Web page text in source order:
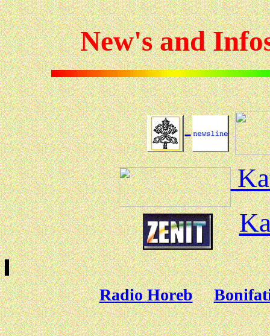
New's and
Radio Horeb